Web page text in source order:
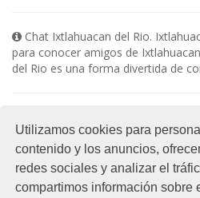
Utilizamos cookies para
contenido y los anuncios,
redes sociales y analizar el
compartimos información sobre
Chat Ixtlahuacan del Rio.
para conocer amigos de
del Rio es una forma divertida de
No existen subsalas en esta
© 2021 Chat Gratis